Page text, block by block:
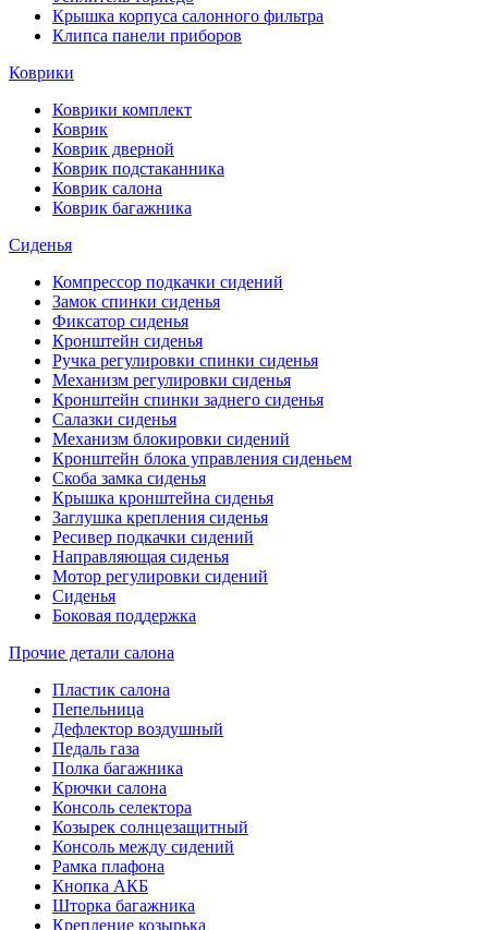
Крышка корпуса салонного фильтра
Клипса панели приборов
Коврики
Коврики комплект
Коврик
Коврик дверной
Коврик подстаканника
Коврик салона
Коврик багажника
Сиденья
Компрессор подкачки сидений
Замок спинки сиденья
Фиксатор сиденья
Кронштейн сиденья
Ручка регулировки спинки сиденья
Механизм регулировки сиденья
Кронштейн спинки заднего сиденья
Салазки сиденья
Механизм блокировки сидений
Кронштейн блока управления сиденьем
Скоба замка сиденья
Крышка кронштейна сиденья
Заглушка крепления сиденья
Ресивер подкачки сидений
Направляющая сиденья
Мотор регулировки сидений
Сиденья
Боковая поддержка
Прочие детали салона
Пластик салона
Пепельница
Дефлектор воздушный
Педаль газа
Полка багажника
Крючки салона
Консоль селектора
Козырек солнцезащитный
Консоль между сидений
Рамка плафона
Кнопка АКБ
Шторка багажника
Крепление козырька